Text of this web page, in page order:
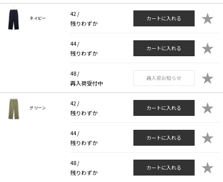
ネイビー
42 /
残りわずか
カートに入れる ★
44 /
残りわずか
カートに入れる ★
48 /
再入荷受付中
再入荷お知らせ ★
グリーン
42 /
残りわずか
カートに入れる ★
44 /
残りわずか
カートに入れる ★
48 /
残りわずか
カートに入れる ★